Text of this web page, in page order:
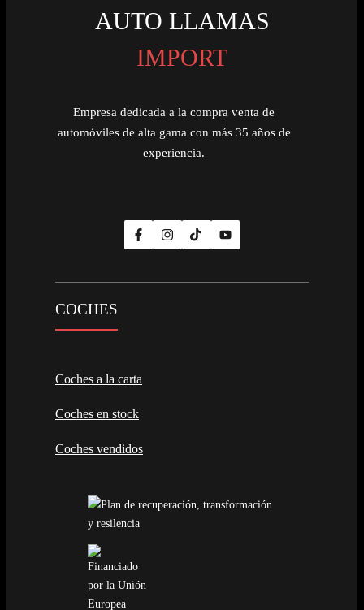
AUTO LLAMAS
IMPORT
Empresa dedicada a la compra venta de
automóviles de alta gama con más 35 años de
experiencia.
COCHES
Coches a la carta
Coches en stock
Coches vendidos